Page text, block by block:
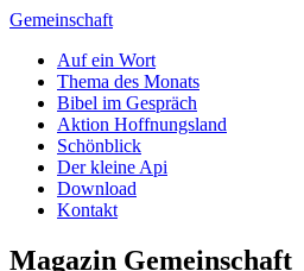
Zum
springen
Gemeinschaft
Auf ein Wort
Thema des Monats
Bibel im Gespräch
Aktion Hoffnungsland
Schönblick
Der kleine Api
Download
Kontakt
Magazin Gemeinschaft